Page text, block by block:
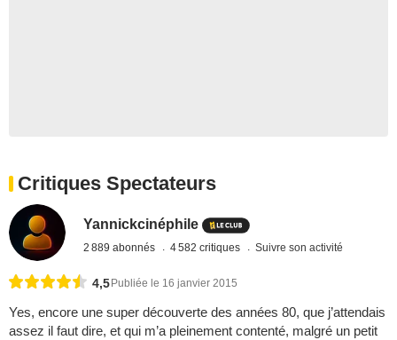
Critiques Spectateurs
Yannickcinéphile
2 889 abonnés 4 582 critiques Suivre son activité
4,5 Publiée le 16 janvier 2015
Yes, encore une super découverte des années 80, que j’attendais
assez il faut dire, et qui m’a pleinement contenté, malgré un petit